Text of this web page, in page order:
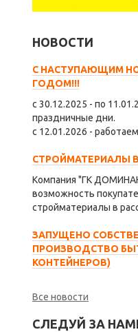
НОВОСТИ
С НАСТУПАЮЩИМ
ГОДОМ!!!
с 30.12.2025 - по
праздничные дни.
с 12.01.2026 -
СТРОЙМАТЕРИАЛЫ
Компания "ГК
возможность
стройматериалы в
ЗАПУЩЕНО
ПРОИЗВОДСТВО
КОНТЕЙНЕРОВ)
Все новости
СЛЕДУЙ ЗА